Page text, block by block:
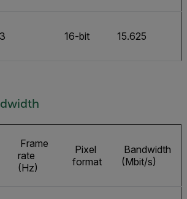
3 16-bit 15.625
Frame
rate
(Hz)
Pixel
format
Bandwidth
(Mbit/s)